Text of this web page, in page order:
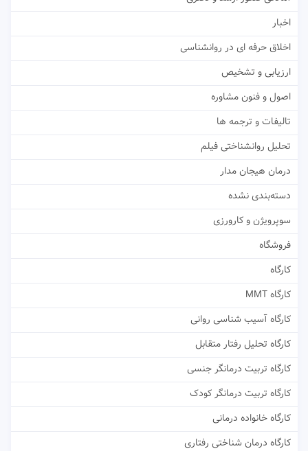
اخبار
اخلاق حرفه ای در روانشناسی
ارزیابی و تشخیص
اصول و فنون مشاوره
تالیفات و ترجمه ها
تحلیل روانشناختی فیلم
درمان هیجان مدار
دسته‌بندی نشده
سوپرویژن و کارورزی
فروشگاه
کارگاه
کارگاه MMT
کارگاه آسیب شناسی روانی
کارگاه تحلیل رفتار متقابل
کارگاه تربیت درمانگر جنسی
کارگاه تربیت درمانگر کودک
کارگاه خانواده درمانی
کارگاه درمان شناختی رفتاری